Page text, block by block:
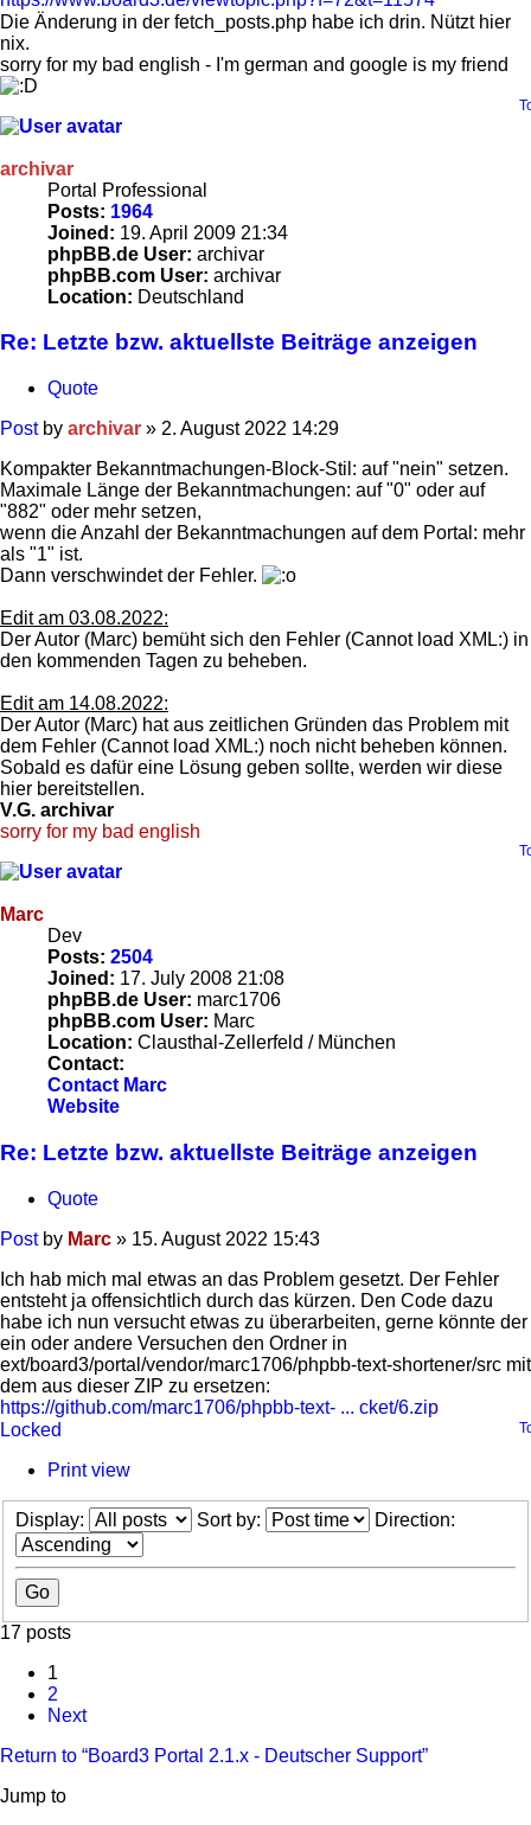
Die Änderung in der fetch_posts.php habe ich drin. Nützt hier
nix.
sorry for my bad english - I'm german and google is my friend
archivar
Portal Professional
Posts: 1964
Joined: 19. April 2009 21:34
phpBB.de User: archivar
phpBB.com User: archivar
Location: Deutschland
Re: Letzte bzw. aktuellste Beiträge anzeigen
Quote
Post by archivar » 2. August 2022 14:29
Kompakter Bekanntmachungen-Block-Stil: auf "nein" setzen.
Maximale Länge der Bekanntmachungen: auf "0" oder auf
"882" oder mehr setzen,
wenn die Anzahl der Bekanntmachungen auf dem Portal: mehr
als "1" ist.
Dann verschwindet der Fehler.
Edit am 03.08.2022:
Der Autor (Marc) bemüht sich den Fehler (Cannot load XML:) in
den kommenden Tagen zu beheben.
Edit am 14.08.2022:
Der Autor (Marc) hat aus zeitlichen Gründen das Problem mit
dem Fehler (Cannot load XML:) noch nicht beheben können.
Sobald es dafür eine Lösung geben sollte, werden wir diese
hier bereitstellen.
V.G. archivar
sorry for my bad english
Marc
Dev
Posts: 2504
Joined: 17. July 2008 21:08
phpBB.de User: marc1706
phpBB.com User: Marc
Location: Clausthal-Zellerfeld / München
Contact:
Contact Marc
Website
Re: Letzte bzw. aktuellste Beiträge anzeigen
Quote
Post by Marc » 15. August 2022 15:43
Ich hab mich mal etwas an das Problem gesetzt. Der Fehler
entsteht ja offensichtlich durch das kürzen. Den Code dazu
habe ich nun versucht etwas zu überarbeiten, gerne könnte der
ein oder andere Versuchen den Ordner in
ext/board3/portal/vendor/marc1706/phpbb-text-shortener/src mit
dem aus dieser ZIP zu ersetzen:
https://github.com/marc1706/phpbb-text- ... cket/6.zip
Locked
Print view
Display: Sort by: Direction:
17 posts
1
2
Next
Return to “Board3 Portal 2.1.x - Deutscher Support”
Jump to